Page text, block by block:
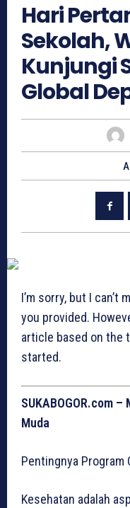
Hari
Sekolah,
Kunjungi
Global
I’m sorry, but I
you provided.
article based on the
started.
SUKABOGOR.com
Muda
Pentingnya Program
Kesehatan adalah